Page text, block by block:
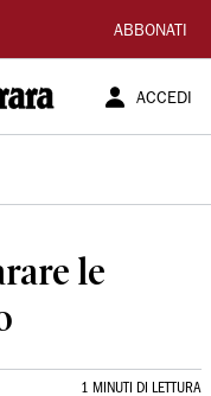
ABBONATI
ACCEDI
le
1 MINUTI DI LETTURA